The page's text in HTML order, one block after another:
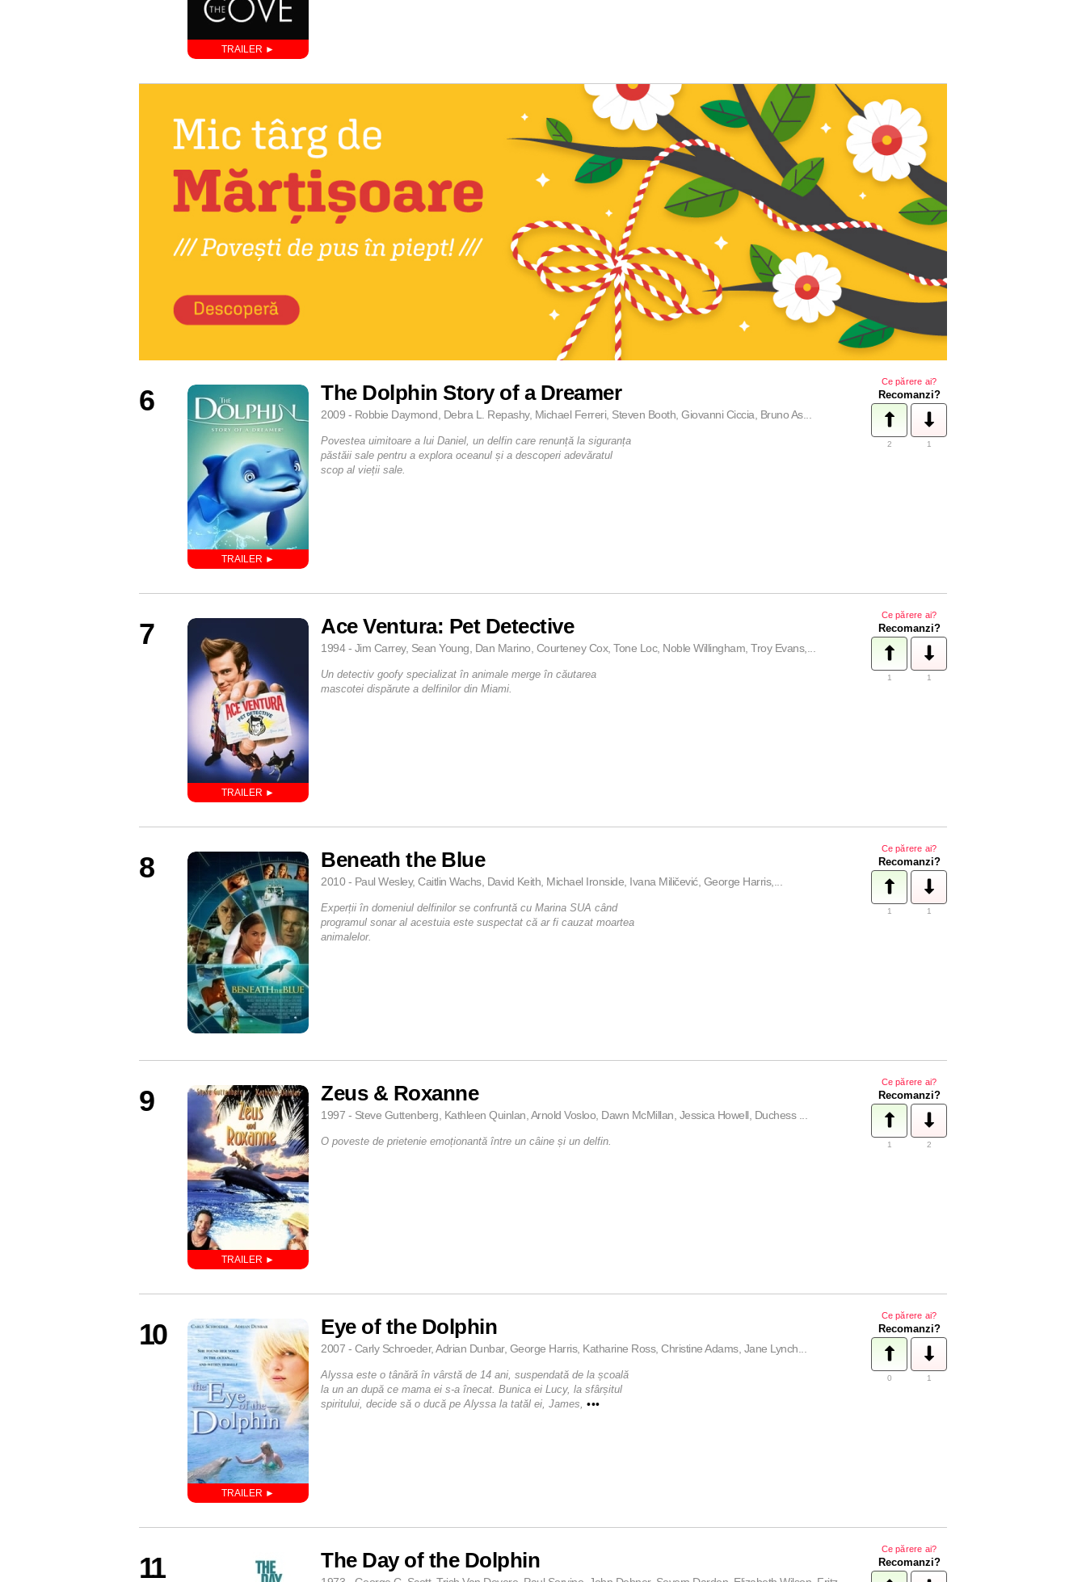
6 The Dolphin Story of a Dreamer
2009 - Robbie Daymond, Debra L. Repashy, Michael Ferreri, Steven Booth, Giovanni Ciccia, Bruno As...
Ce părere ai?
Recomanzi?
2 1
Povestea uimitoare a lui Daniel, un delfin care renunță la siguranța
păstăii sale pentru a explora oceanul și a descoperi adevăratul
scop al vieții sale.
7 Ace Ventura: Pet Detective
1994 - Jim Carrey, Sean Young, Dan Marino, Courteney Cox, Tone Loc, Noble Willingham, Troy Evans,...
Ce părere ai?
Recomanzi?
1 1
Un detectiv goofy specializat în animale merge în căutarea
mascotei dispărute a delfinilor din Miami.
8 Beneath the Blue
2010 - Paul Wesley, Caitlin Wachs, David Keith, Michael Ironside, Ivana Miličević, George Harris,...
Ce părere ai?
Recomanzi?
1 1
Experții în domeniul delfinilor se confruntă cu Marina SUA când
programul sonar al acestuia este suspectat că ar fi cauzat moartea
animalelor.
9 Zeus & Roxanne
1997 - Steve Guttenberg, Kathleen Quinlan, Arnold Vosloo, Dawn McMillan, Jessica Howell, Duchess ...
Ce părere ai?
Recomanzi?
1 2
O poveste de prietenie emoționantă între un câine și un delfin.
10 Eye of the Dolphin
2007 - Carly Schroeder, Adrian Dunbar, George Harris, Katharine Ross, Christine Adams, Jane Lynch...
Ce părere ai?
Recomanzi?
0 1
Alyssa este o tânără în vârstă de 14 ani, suspendată de la școală
la un an după ce mama ei s-a înecat. Bunica ei Lucy, la sfârșitul
spiritului, decide să o ducă pe Alyssa la tatăl ei, James, •••
11 The Day of the Dolphin Ce părere ai?
Recomanzi?